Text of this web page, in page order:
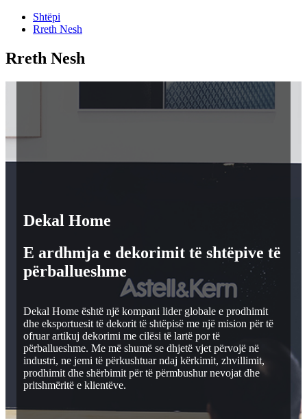
Shtëpi
Rreth Nesh
Rreth Nesh
Dekal Home
E ardhmja e dekorimit të shtëpive të
përballueshme
Dekal Home është një kompani lider globale e prodhimit
dhe eksportuesit të dekorit të shtëpisë me një mision për të
ofruar artikuj dekorimi me cilësi të lartë por të
përballueshme. Me më shumë se dhjetë vjet përvojë në
industri, ne jemi të përkushtuar ndaj kërkimit, zhvillimit,
prodhimit dhe shërbimit për të përmbushur nevojat dhe
pritshmëritë e klientëve.